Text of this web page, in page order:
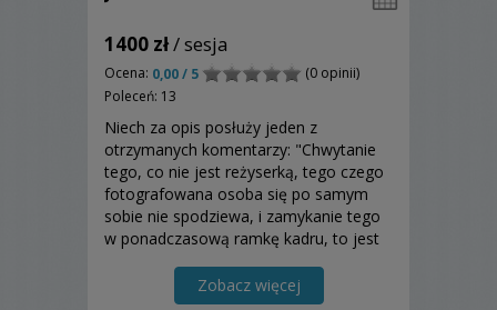
1400 zł/ sesja
Ocena: 0,00 / 5
(0 opinii)
Poleceń: 13
Niech za opis posłuży jeden z
otrzymanych komentarzy: "Chwytanie
tego, co nie jest reżyserką, tego czego
fotografowana osoba się po samym
sobie nie spodziewa, i zamykanie tego
w ponadczasową ramkę kadru, to jest
Zobacz więcej